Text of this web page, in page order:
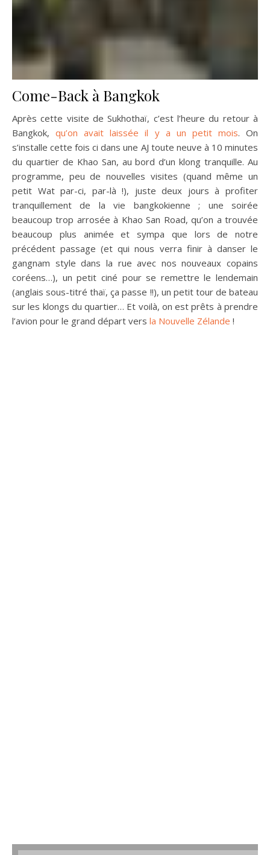
Come-Back à Bangkok
Après cette visite de Sukhothaï, c’est l’heure du retour à
Bangkok,qu’on avait laissée il y a un petit mois. On
s’installe cette fois ci dans une AJ toute neuve à 10 minutes
du quartier de Khao San, au bord d’un klong tranquille. Au
programme, peu de nouvelles visites (quand même un
petit Wat par-ci, par-là !), juste deux jours à profiter
tranquillement de la vie bangkokienne ; une soirée
beaucoup trop arrosée à Khao San Road, qu’on a trouvée
beaucoup plus animée et sympa que lors de notre
précédent passage (et qui nous verra finir à danser le
gangnam style dans la rue avec nos nouveaux copains
coréens…), un petit ciné pour se remettre le lendemain
(anglais sous-titré thaï, ça passe !!), un petit tour de bateau
sur les klongs du quartier… Et voilà, on est prêts à prendre
l’avion pour le grand départ vers la Nouvelle Zélande !